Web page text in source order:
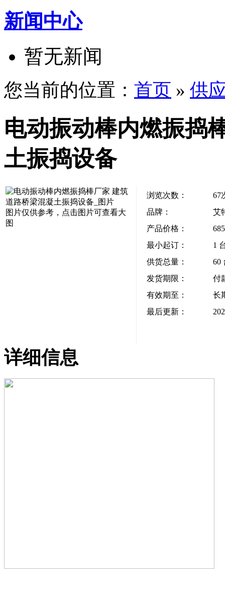
新闻中心
暂无新闻
您当前的位置： 首页 » 供
电动振动棒内燃振捣
土振捣设备
图片仅供参考，点击图片可查看大
图
浏览次数： 67
品牌：
艾
产品价格：
最小起订：
1
供货总量：
60
发货期限：
付
有效期至：
长
最后更新：
详细信息